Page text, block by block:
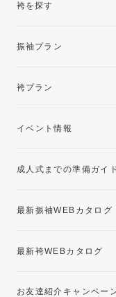
袴を探す
振袖プラン
レンタルプラン
袴プラン
卒業袴レンタルプラン
イベント情報
成人式までの準備ガイ
最新振袖WEBカタログ
最新袴WEBカタログ
お友達紹介キャンペー